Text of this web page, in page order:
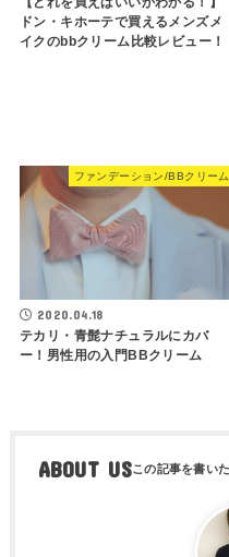
ドン・キホーテで買えるメンズメ
イクのbbクリーム比較レビュー！
ファンデーション/BBクリーム
2020.04.18
テカリ・青髭ナチュラルにカバ
ー！男性用の入門BBクリーム
ABOUT US